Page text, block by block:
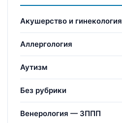
Акушерство и гинекология
Аллергология
Аутизм
Без рубрики
Венерология — ЗППП